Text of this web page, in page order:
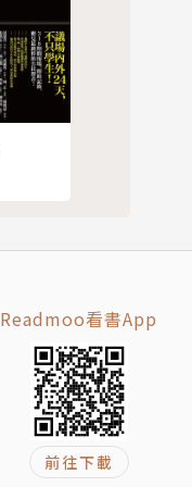
Readmoo看書App
前往下載